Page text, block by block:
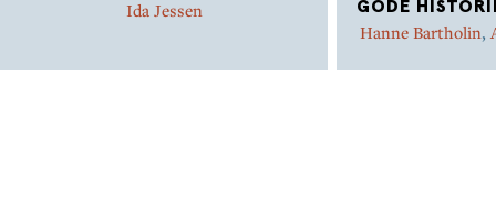
Ida Jessen
GODE
Hanne Bartholin,
Letén,Astrid